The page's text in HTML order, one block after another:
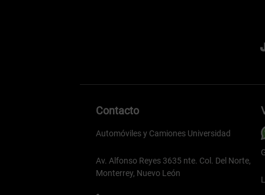
Contacto
Automóviles y Camiones Universidad
Av. Alfonso Reyes 3635 nte. Col. Del Norte,
Monterrey, Nuevo León